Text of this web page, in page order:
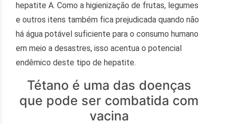
hepatite A. Como a higienização de frutas, legumes
e outros itens também fica prejudicada quando não
há água potável suficiente para o consumo humano
em meio a desastres, isso acentua o potencial
endêmico deste tipo de hepatite.
Tétano é uma das doenças
que pode ser combatida com
vacina